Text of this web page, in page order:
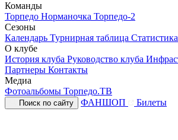
Команды
Торпедо Норманочка Торпедо-2
Сезоны
Календарь Турнирная таблица
О клубе
История клуба Руководство клуба
Партнеры Контакты
Медиа
Фотоальбомы Торпедо.ТВ
Поиск по сайту ФАНШОП Билеты